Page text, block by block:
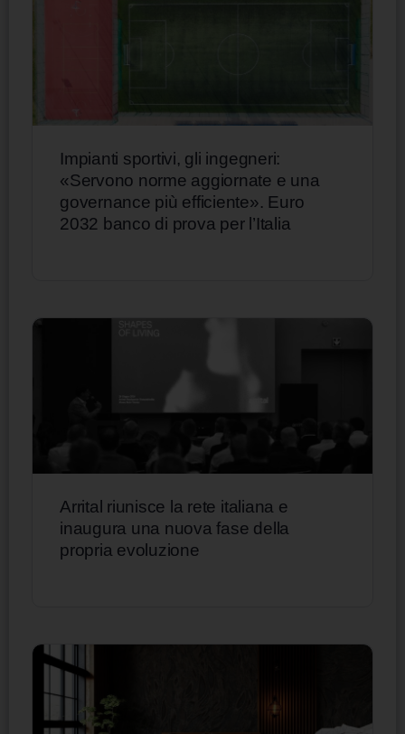
Impianti sportivi, gli ingegneri:
«Servono norme aggiornate e una
governance più efficiente». Euro
2032 banco di prova per l’Italia
Arrital riunisce la rete italiana e
inaugura una nuova fase della
propria evoluzione